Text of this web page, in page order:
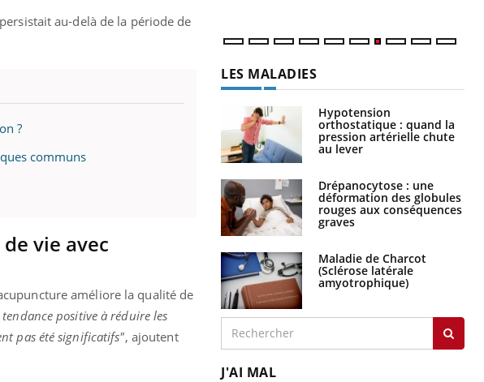
au-delà de la période de
?
communs
vie avec
améliore la qualité de
positive à réduire les
pas été significatifs", ajoutent
LES MALADIES
Hypotension
orthostatique : quand la
pression artérielle chute
au lever
Drépanocytose : une
déformation des globules
rouges aux conséquences
graves
Maladie de Charcot
(Sclérose latérale
amyotrophique)
J'AI MAL